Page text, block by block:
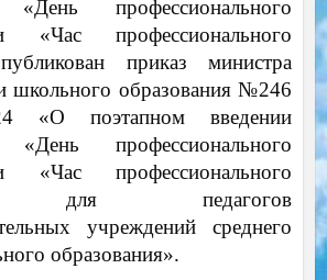
«День профессионального
«Час профессионального
приказ министра
школьного образования №246
«О поэтапном введении
«День профессионального
«Час профессионального
для педагогов
учреждений среднего
образования».